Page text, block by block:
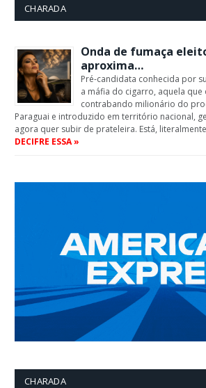
CHARADA
Onda de fumaça
aproxima…
Pré-candidata conhecida por
a máfia do cigarro, aquela
contrabando milionário do
Paraguai e introduzido em território nacional,
agora quer subir de prateleira. Está,
DECIFRE ESSA »
CHARADA